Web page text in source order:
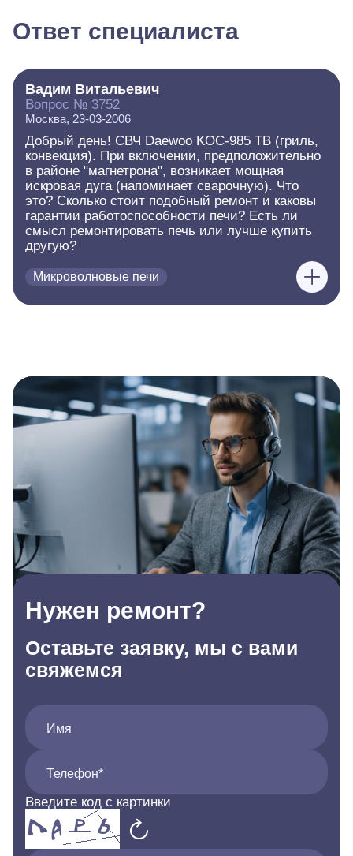
Ответ специалиста
Вадим Витальевич
Вопрос № 3752
Москва, 23-03-2006
Добрый день! СВЧ Daewoo KOC-985 TB (гриль,
конвекция). При включении, предположительно
в районе "магнетрона", возникает мощная
искровая дуга (напоминает сварочную). Что
это? Сколько стоит подобный ремонт и каковы
гарантии работоспособности печи? Есть ли
смысл ремонтировать печь или лучше купить
другую?
Микроволновые печи
Нужен ремонт?
Оставьте заявку, мы с вами
свяжемся
Имя
Телефон*
Введите код с картинки